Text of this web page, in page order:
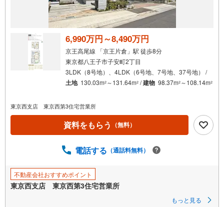
6,990万円～8,490万円
京王高尾線 「京王片倉」駅 徒歩8分
東京都八王子市子安町2丁目
3LDK（8号地）、4LDK（6号地、7号地、37号地） /
土地 130.03m2 ～131.64m2 /建物 98.37m2 ～108.14m2
東京西支店 東京西第3住宅営業所
資料をもらう （無料）
電話する （通話料無料）
不動産会社おすすめポイント
東京西支店 東京西第3住宅営業所
もっと見る